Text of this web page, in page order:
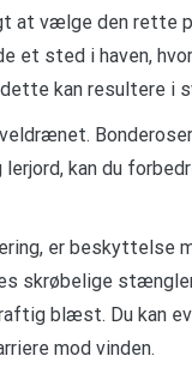
at vælge den rette
et sted i haven,
kan resultere
kan du
er beskyttelse
skrøbelige
blæst. Du kan
mod vinden.